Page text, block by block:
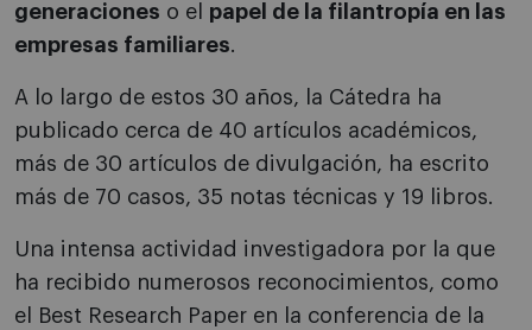
generaciones o el papel de la filantropía en las
empresas familiares.
A lo largo de estos 30 años, la Cátedra ha
publicado cerca de 40 artículos académicos,
más de 30 artículos de divulgación, ha escrito
más de 70 casos, 35 notas técnicas y 19 libros.
Una intensa actividad investigadora por la que
ha recibido numerosos reconocimientos, como
el Best Research Paper en la conferencia de la